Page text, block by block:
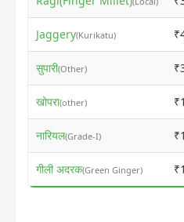
Jaggery(Kurikatu)
सुपारी(Other)
खोपरा(other)
नारियल(Grade-I)
गीली अदरक(Green Ginger)